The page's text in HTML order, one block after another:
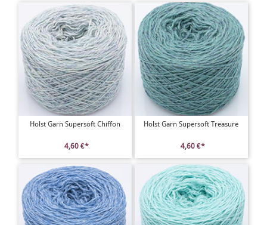
Holst Garn Supersoft Chiffon
4,60 €*
Holst Garn Supersoft Treasure
4,60 €*